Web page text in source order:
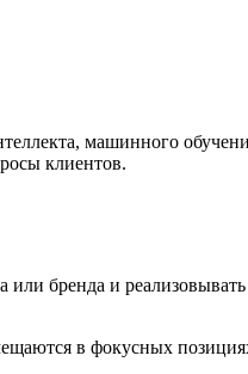
машинного
клиентов.
бренда и
в фокусных